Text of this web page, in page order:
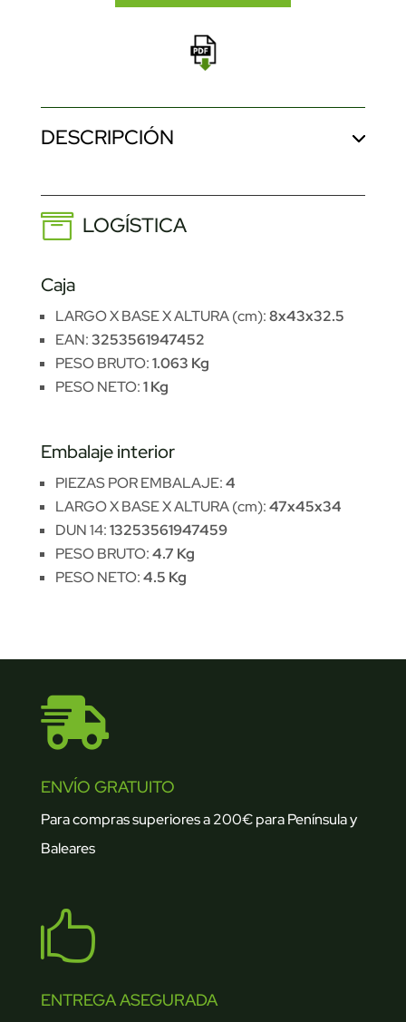
DESCRIPCIÓN
LOGÍSTICA
Caja
LARGO X BASE X ALTURA (cm):8x43x32.5
EAN:3253561947452
PESO BRUTO:1.063 Kg
PESO NETO:1 Kg
Embalaje interior
PIEZAS POR EMBALAJE:4
LARGO X BASE X ALTURA (cm):47x45x34
DUN 14:13253561947459
PESO BRUTO:4.7 Kg
PESO NETO:4.5 Kg

ENVÍO GRATUITO
Para compras superiores a 200€ para Península y
Baleares

ENTREGA ASEGURADA